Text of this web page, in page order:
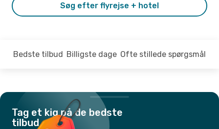
Søg efter flyrejse + hotel
Bedste tilbud Billigste dage Ofte stillede spørgsmål
Tag et kig på de bedste
tilbud